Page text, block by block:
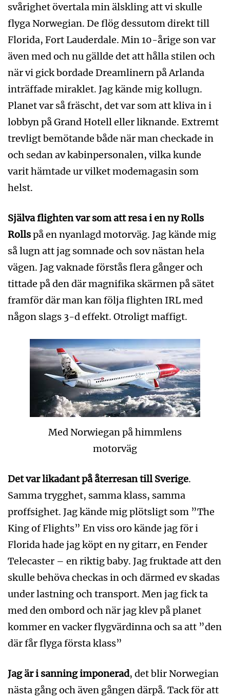
svårighet övertala min älskling att vi skulle
flyga Norwegian. De flög dessutom direkt till
Florida, Fort Lauderdale. Min 10-årige son var
även med och nu gällde det att hålla stilen och
när vi gick bordade Dreamlinern på Arlanda
inträffade miraklet. Jag kände mig kollugn.
Planet var så fräscht, det var som att kliva in i
lobbyn på Grand Hotell eller liknande. Extremt
trevligt bemötande både när man checkade in
och sedan av kabinpersonalen, vilka kunde
varit hämtade ur vilket modemagasin som
helst.
Själva flighten var som att resa i en ny Rolls
Rollspå en nyanlagd motorväg. Jag kände mig
så lugn att jag somnade och sov nästan hela
vägen. Jag vaknade förstås flera gånger och
tittade på den där magnifika skärmen på sätet
framför där man kan följa flighten IRL med
någon slags 3-d effekt. Otroligt maffigt.
Med Norwiegan på himmlens
motorväg
Det var likadant på återresan till Sverige.
Samma trygghet, samma klass, samma
proffsighet. Jag kände mig plötsligt som ”The
King of Flights” En viss oro kände jag för i
Florida hade jag köpt en ny gitarr, en Fender
Telecaster – en riktig baby. Jag fruktade att den
skulle behöva checkas in och därmed ev skadas
under lastning och transport. Men jag fick ta
med den ombord och när jag klev på planet
kommer en vacker flygvärdinna och sa att ”den
där får flyga första klass”
Jag är i sanning imponerad, det blir Norwegian
nästa gång och även gången därpå. Tack för att